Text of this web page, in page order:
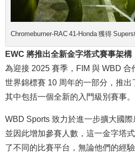
Chromeburner-RAC 41-Honda 獲得
EWC 將推出全新金字塔式賽事架構
為迎接 2025 賽季，FIM 與 WBD 合
世界錦標賽 10 周年的一部分，推出
其中包括一個全新的入門級別賽事。
WBD Sports 致力於進一步擴大國際
並因此增加參賽人數，這一金字塔
了不同的比賽平台，無論他們的經